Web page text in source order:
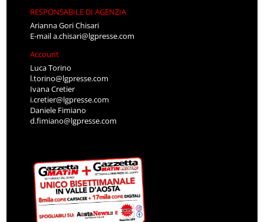
RESPONSABILE DI AGENZIA
Arianna Gori Chisari
E-maila.chisari@lgpresse.com
Account
Luca Torino
l.torino@lgpresse.com
Ivana Cretier
i.cretier@lgpresse.com
Daniele Fimiano
d.fimiano@lgpresse.com